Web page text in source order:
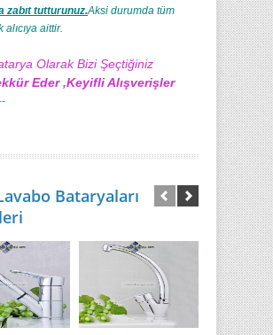
zabıt tutturunuz.Aksi durumda tüm
aittir.
Olarak Bizi Şeçtiğiniz
Eder ,Keyifli Alışverişler
Bataryaları